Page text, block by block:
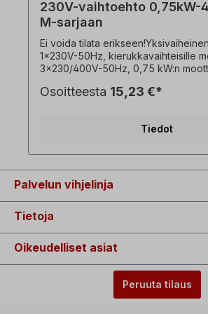
230V-vaihtoehto 0,75kW-
M-sarjaan
Ei voida tilata
1x230V-50Hz, kierukkavaihteisille
3x230/400V-50Hz, 0,75 kW:n
käynnistyskondensaattorilla. ! Käytä
kolmivaihemoottorilla! ! Saatavana
kolmivaiheisen vaihdemoottorin
yhdistää jarrumoottorivaihtoehtoon !
tuotekuvat ovat ei-sitovia
muutokset ovat mahdollisia.
vasemmalle/oikealle kiertoa varten,
vapautus, Kaulapistoke=1 x 230 V,
kytkentäkapasiteetti=16 A, ympäristön
kytkinkotelon välinen kaapeli=n. 90
Osoitteesta 15,23 €*
Tiedot
Palvelun vihjelinja
Tietoja
Oikeudelliset asiat
Peruuta tilaus